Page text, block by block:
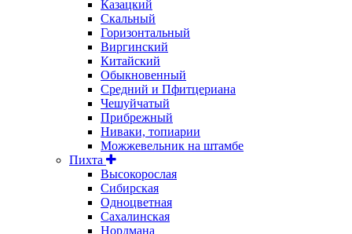
Казацкий
Скальный
Горизонтальный
Виргинский
Китайский
Обыкновенный
Средний и Пфитцериана
Чешуйчатый
Прибрежный
Ниваки, топиарии
Можжевельник на штамбе
Пихта
Высокорослая
Сибирская
Одноцветная
Сахалинская
Нордмана